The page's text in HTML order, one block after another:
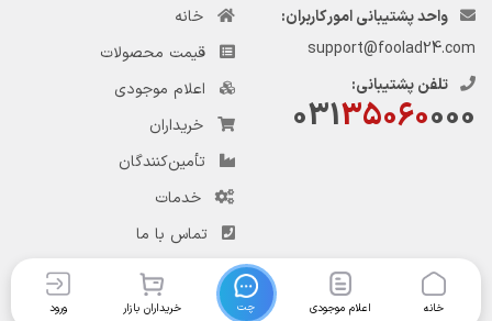
واحد پشتیبانی امور کاربران:
support@foolad24.com
تلفن پشتیبانی:
03135060000
خانه
قیمت محصولات
اعلام موجودی
خریداران
تأمین‌کنندگان
خدمات
تماس با ما
خانه اعلام موجودی چت خریداران بازار ورود